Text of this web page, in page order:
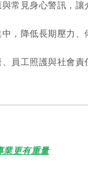
常見身心警訊，
，降低長期壓力、
員工照護與社會
業更有重量